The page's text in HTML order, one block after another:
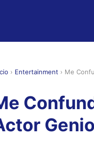
› Entertainment › Me
Genio